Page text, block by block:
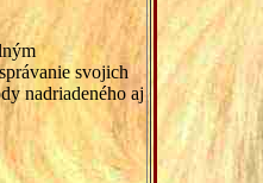
svojich
nadriadeného aj